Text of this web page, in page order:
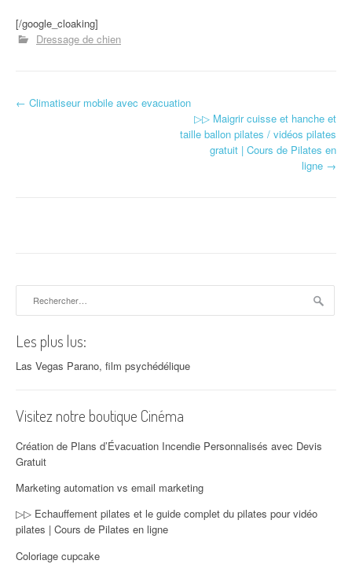
[/google_cloaking]
Dressage de chien
Navigation d'article
← Climatiseur mobile avec evacuation
▷▷ Maigrir cuisse et hanche et
taille ballon pilates / vidéos pilates
gratuit | Cours de Pilates en
ligne →
Les plus lus:
Las Vegas Parano, film psychédélique
Visitez notre boutique Cinéma
Création de Plans d’Évacuation Incendie Personnalisés avec Devis
Gratuit
Marketing automation vs email marketing
▷▷ Echauffement pilates et le guide complet du pilates pour vidéo
pilates | Cours de Pilates en ligne
Coloriage cupcake